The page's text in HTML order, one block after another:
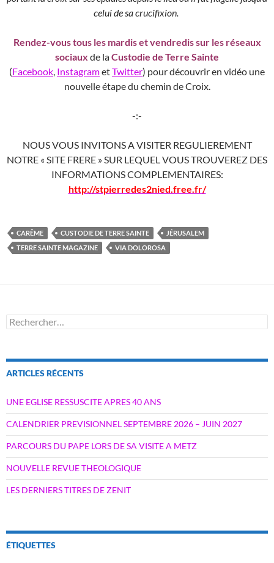
celui de sa crucifixion.
Rendez-vous tous les mardis et vendredis sur les réseaux
sociaux de laCustodie de Terre Sainte
(Facebook, InstagrametTwitter) pour découvrir en vidéo une
nouvelle étape du chemin de Croix.
-:-
NOUS VOUS INVITONS A VISITER REGULIEREMENT
NOTRE « SITE FRERE » SUR LEQUEL VOUS TROUVEREZ DES
INFORMATIONS COMPLEMENTAIRES:
http://stpierredes2nied.free.fr/
CARÊME CUSTODIE DE TERRE SAINTE
JÉRUSALEM
TERRE SAINTE MAGAZINE
VIA DOLOROSA
Rechercher :
ARTICLES RÉCENTS
UNE EGLISE RESSUSCITE APRES 40 ANS
CALENDRIER PREVISIONNEL SEPTEMBRE 2026 – JUIN 2027
PARCOURS DU PAPE LORS DE SA VISITE A METZ
NOUVELLE REVUE THEOLOGIQUE
LES DERNIERS TITRES DE ZENIT
ÉTIQUETTES